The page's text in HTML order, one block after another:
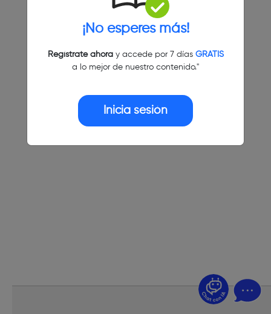
¡No esperes más!
Regístrate ahoray accede por 7 días GRATIS
a lo mejor de nuestro contenido."
Inicia sesión